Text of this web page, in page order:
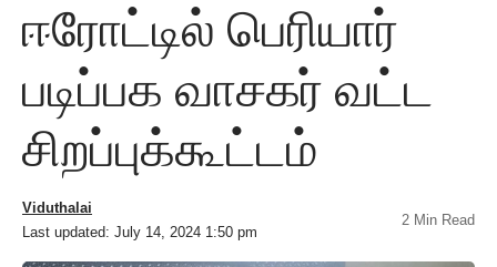
ஈரோட்டில் பெரியார்
படிப்பக வாசகர் வட்ட
சிறப்புக்கூட்டம்
Last updated: July 14, 2024 1:50 pm
Viduthalai
2 Min Read